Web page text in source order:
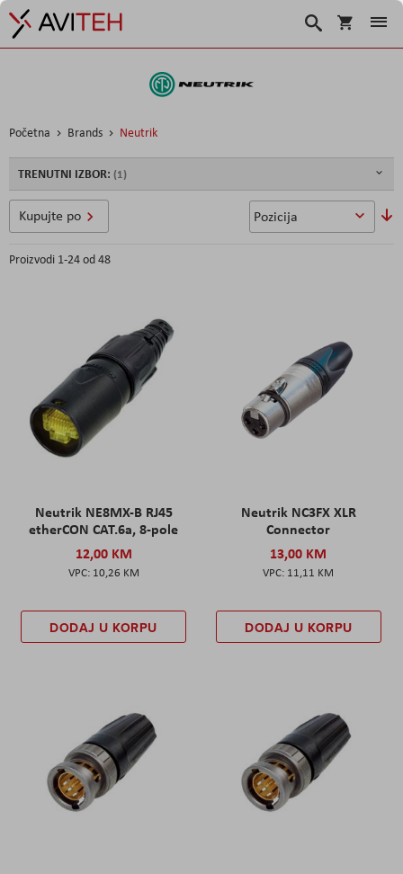
Korpa
Traži
Početna Brands Neutrik
Proizvodi 1-24od48
Neutrik NE8MX-B RJ45
etherCON CAT.6a, 8-pole
12,00 KM
10,26 KM
DODAJ U KORPU
Neutrik NC3FX XLR
Connector
13,00 KM
11,11 KM
DODAJ U KORPU
Kupujte po
TRENUTNI IZBOR: